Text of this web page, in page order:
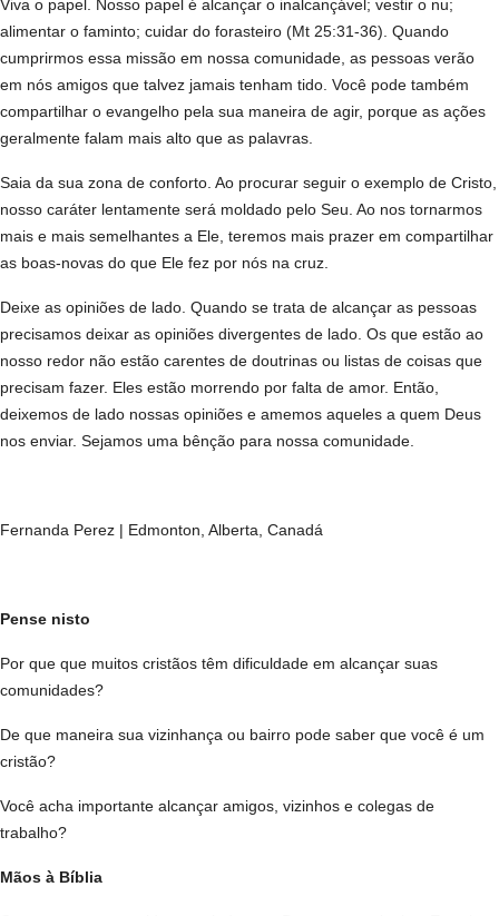
Viva o papel. Nosso papel é alcançar o inalcançável; vestir o nu;
alimentar o faminto; cuidar do forasteiro (Mt 25:31-36). Quando
cumprirmos essa missão em nossa comunidade, as pessoas verão
em nós amigos que talvez jamais tenham tido. Você pode também
compartilhar o evangelho pela sua maneira de agir, porque as ações
geralmente falam mais alto que as palavras.
Saia da sua zona de conforto. Ao procurar seguir o exemplo de Cristo,
nosso caráter lentamente será moldado pelo Seu. Ao nos tornarmos
mais e mais semelhantes a Ele, teremos mais prazer em compartilhar
as boas-novas do que Ele fez por nós na cruz.
Deixe as opiniões de lado. Quando se trata de alcançar as pessoas
precisamos deixar as opiniões divergentes de lado. Os que estão ao
nosso redor não estão carentes de doutrinas ou listas de coisas que
precisam fazer. Eles estão morrendo por falta de amor. Então,
deixemos de lado nossas opiniões e amemos aqueles a quem Deus
nos enviar. Sejamos uma bênção para nossa comunidade.
Fernanda Perez | Edmonton, Alberta, Canadá
Pense nisto
Por que que muitos cristãos têm dificuldade em alcançar suas
comunidades?
De que maneira sua vizinhança ou bairro pode saber que você é um
cristão?
Você acha importante alcançar amigos, vizinhos e colegas de
trabalho?
Mãos à Bíblia